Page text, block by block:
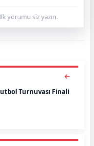
yorumu siz yazın.
Turnuvası Finali